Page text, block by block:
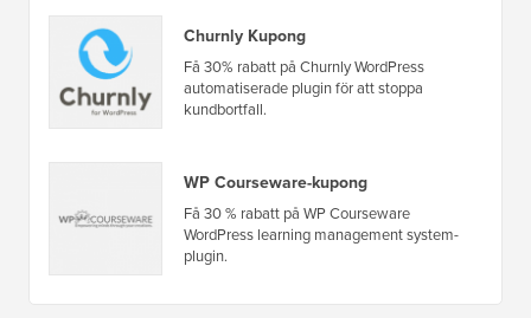
Churnly Kupong
Få 30% rabatt på Churnly WordPress
automatiserade plugin för att stoppa
kundbortfall.
WP Courseware-kupong
Få 30 % rabatt på WP Courseware
WordPress learning management system-
plugin.